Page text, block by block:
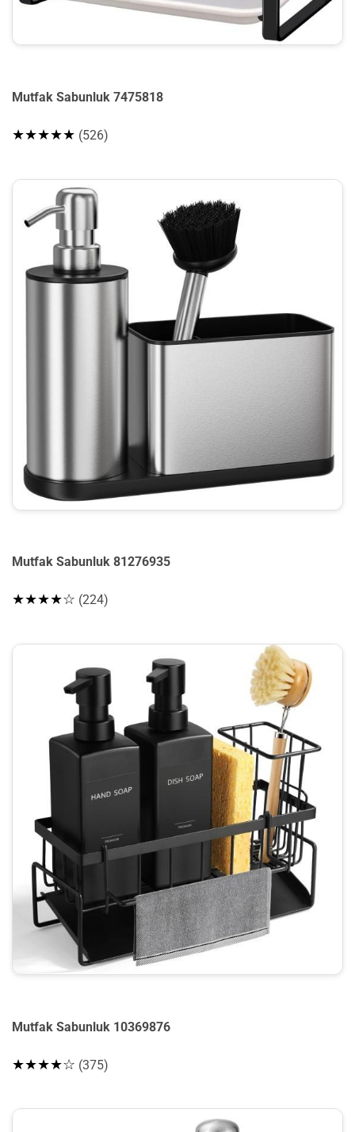
Mutfak Sabunluk 7475818
★★★★★ (526)
Mutfak Sabunluk 81276935
★★★★☆ (224)
Mutfak Sabunluk 10369876
★★★★☆ (375)